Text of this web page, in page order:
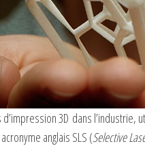
3D dans
anglais SLS (Selective